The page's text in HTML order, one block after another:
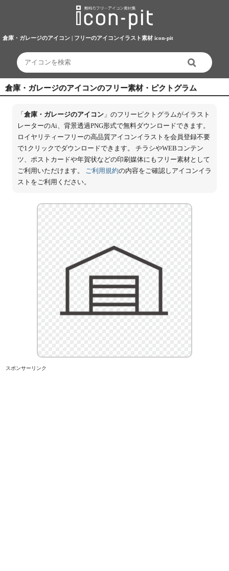
倉庫・ガレージのアイコン | フリーのアイコンイラスト素材 icon-pit
倉庫・ガレージのアイコンのフリー素材・ピクトグラム
「 倉庫・ガレージのアイコン」のフリーピクトグラムがイラスト
レーターのAi、背景透過PNG形式で無料ダウンロードできます。
ロイヤリティーフリーの高品質アイコンイラストを会員登録不要
で1クリックでダウンロードできます。 チラシやWEBコンテン
ツ、ポストカードや年賀状などの印刷媒体にもフリー素材として
ご利用いただけます。 ご利用規約の内容をご確認しアイコンイラ
ストをご利用ください。
スポンサーリンク